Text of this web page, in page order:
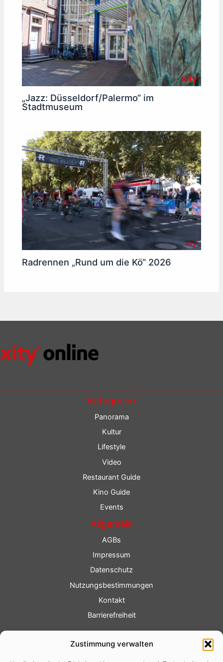
Zustimmung verwalten
„Jazz: Düsseldorf/Palermo“ im
Stadtmuseum
Radrennen „Rund um die Kö“ 2026
Kategorien
Panorama
Kultur
Lifestyle
Video
Restaurant Guide
Kino Guide
Events
Allgemein
AGBs
Impressum
Datenschutz
Nutzungsbestimmungen
Kontakt
Barrierefreiheit
Fotoservice